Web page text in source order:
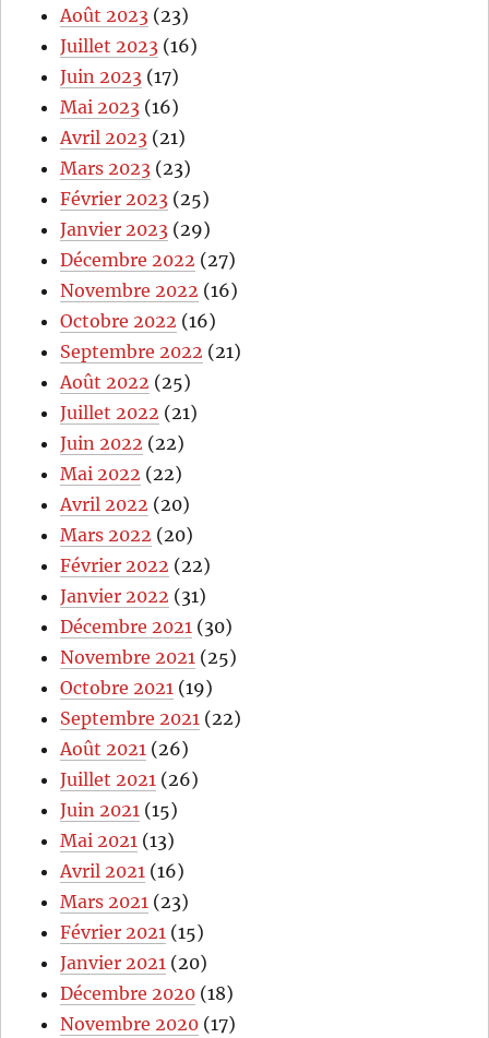
Août 2023 (23)
Juillet 2023 (16)
Juin 2023 (17)
Mai 2023 (16)
Avril 2023 (21)
Mars 2023 (23)
Février 2023 (25)
Janvier 2023 (29)
Décembre 2022 (27)
Novembre 2022 (16)
Octobre 2022 (16)
Septembre 2022 (21)
Août 2022 (25)
Juillet 2022 (21)
Juin 2022 (22)
Mai 2022 (22)
Avril 2022 (20)
Mars 2022 (20)
Février 2022 (22)
Janvier 2022 (31)
Décembre 2021 (30)
Novembre 2021 (25)
Octobre 2021 (19)
Septembre 2021 (22)
Août 2021 (26)
Juillet 2021 (26)
Juin 2021 (15)
Mai 2021 (13)
Avril 2021 (16)
Mars 2021 (23)
Février 2021 (15)
Janvier 2021 (20)
Décembre 2020 (18)
Novembre 2020 (17)